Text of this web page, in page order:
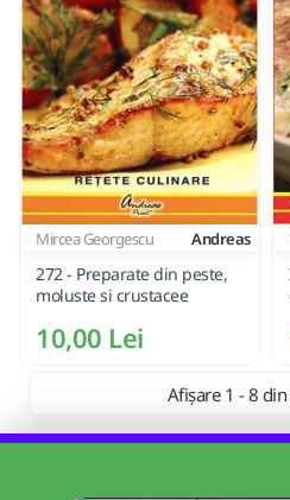
Mircea Georgescu Andreas
272 - Preparate din peste,
moluste si crustacee
10,00 Lei
Afișare 1 - 8